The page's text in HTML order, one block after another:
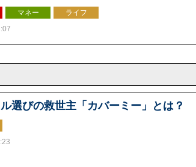
マネー
ライフ
選びの救世主「カバーミー」とは？